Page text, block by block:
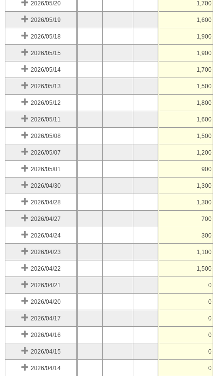
2026/05/20 1,700
2026/05/19 1,600
2026/05/18 1,900
2026/05/15 1,900
2026/05/14 1,700
2026/05/13 1,500
2026/05/12 1,800
2026/05/11 1,600
2026/05/08 1,500
2026/05/07 1,200
2026/05/01 900
2026/04/30 1,300
2026/04/28 1,300
2026/04/27 700
2026/04/24 300
2026/04/23 1,100
2026/04/22 1,500
2026/04/21 0
2026/04/20 0
2026/04/17 0
2026/04/16 0
2026/04/15 0
2026/04/14 0